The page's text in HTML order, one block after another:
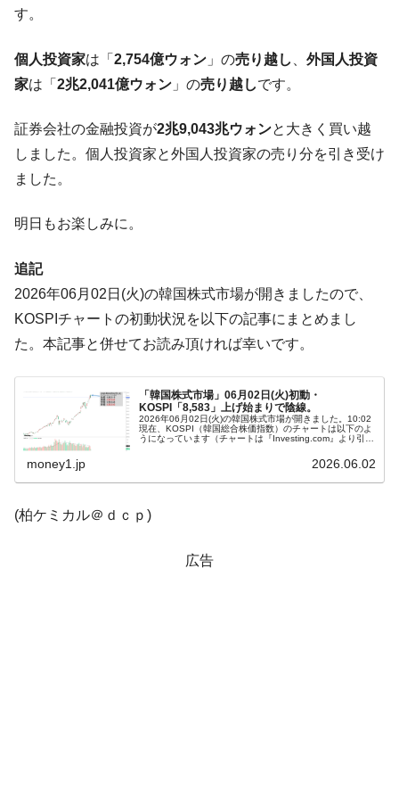
『Money1』
『Money1』 韓国で猛暑。南東部では干ばつ
『Money1』
韓国型イージス搭載の次世代駆逐艦
【対日本円】ウォン安が急進！ 日米の協調
に韓国がいっちょがみしたのでは。
『Money1』
1.9倍！
『Money1』
く空港に詰めかけ「出て行け！」「極右勢力」のプラカー
ドを掲げる「在韓反米勢力」
『Money1』
韓国政府「2035年までに18.4GW規模のAIデ
ータセンター整備」⇒ だから無理だってば。
『Money1』
JPモルガン「韓国レバレッジETFの清算は
ほぼ終わった」
『Money1』
韓国『国民年金公団』株価暴落で200兆蒸
発。
『Money1』
韓国「橋が落ちました」⇒ 耐久性「なさす
す。
個人投資家は「 2,754億ウォン 」の売り越し
外国人投資
家は「 2兆2,041億ウォン 」の売り越しです。
証券会社の金融投資が2兆9,043兆ウォンと大きく買い越
しました。個人投資家と外国人投資家の売り分を引き受け
ました。
明日もお楽しみに。
追記
2026年06月02日(火)の韓国株式市場が開きましたので、
KOSPIチャートの初動状況を以下の記事にまとめまし
た。本記事と併せてお読み頂ければ幸いです。
「韓国株式市場」06月02日(火)初動・
KOSPI「8,583」上げ始まりで陰線。
2026年06月02日(火)の韓国株式市場が開きました。10:02
現在、KOSPI（韓国総合株価指数）のチャートは以下のよ
うになっています（チャートは『Investing.com』より引
money1.jp 2026.06.02
(柏ケミカル＠ｄｃｐ)
広告